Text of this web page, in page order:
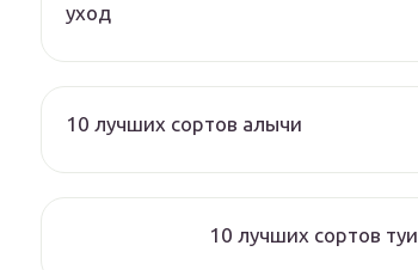
уход
10 лучших сортов алычи
10 лучших сортов туи